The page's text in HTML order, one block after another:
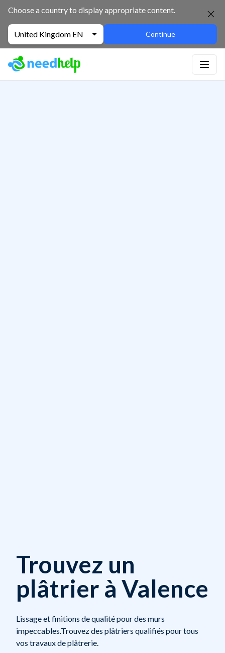
Choose a country to display appropriate content.
United Kingdom EN Continue
Trouvez un
plâtrier à Valence
Lissage et finitions de qualité pour des murs
impeccables.Trouvez des plâtriers qualifiés pour tous
vos travaux de plâtrerie.